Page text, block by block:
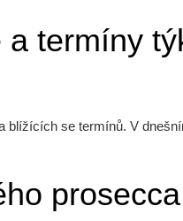
a termíny
blížících se termínů. V